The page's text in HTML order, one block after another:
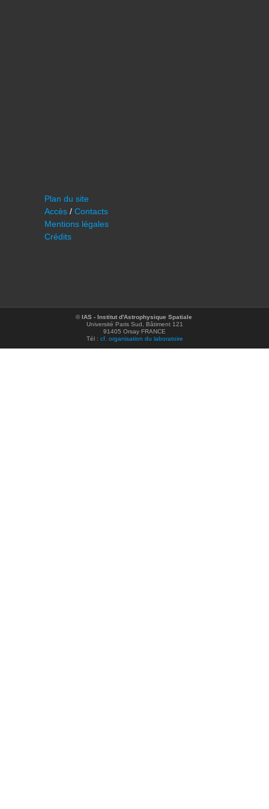
Plan du site
Accès / Contacts
Mentions légales
Crédits
©IAS - Institut d'Astrophysique Spatiale
Université Paris Sud, Bâtiment 121
91405 Orsay FRANCE
Tél : cf. organisation du laboratoire